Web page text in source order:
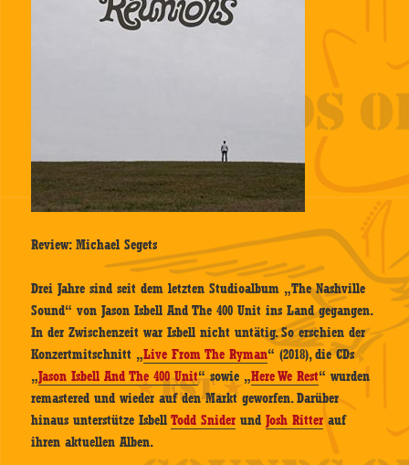
Review: Michael Segets
Drei Jahre sind seit dem letzten Studioalbum „The Nashville
Sound“ von Jason Isbell And The 400 Unit ins Land gegangen.
In der Zwischenzeit war Isbell nicht untätig. So erschien der
Konzertmitschnitt „Live From The Ryman“ (2018), die CDs
„Jason Isbell And The 400 Unit“ sowie „Here We Rest“ wurden
remastered und wieder auf den Markt geworfen. Darüber
hinaus unterstütze IsbellTodd Snider undJosh Ritter auf
ihren aktuellen Alben.